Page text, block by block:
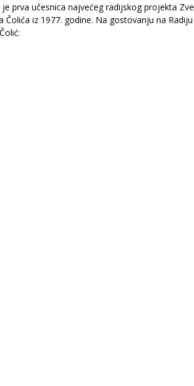
prva učesnica najvećeg radijskog projekta
iz 1977. godine. Na gostovanju na